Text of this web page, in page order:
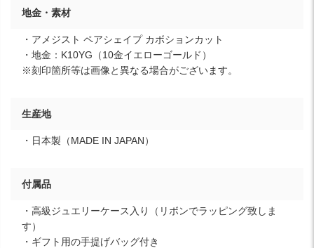
地金・素材
・アメジスト ペアシェイプ カボションカット
・地金：K10YG（10金イエローゴールド）
※刻印箇所等は画像と異なる場合がございます。
生産地
・日本製（MADE IN JAPAN）
付属品
・高級ジュエリーケース入り（リボンでラッピング致しま
す）
・ギフト用の手提げバッグ付き